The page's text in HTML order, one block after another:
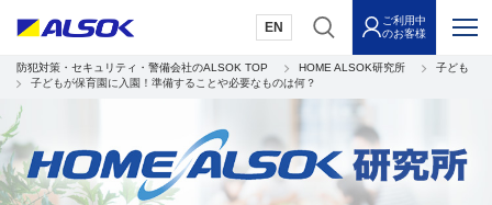
EN
ご利用中
のお客様
防犯対策・セキュリティ・警備会社のALSOK TOP HOME ALSOK研究所
子ども
子どもが保育園に入園！準備することや必要なものは何？